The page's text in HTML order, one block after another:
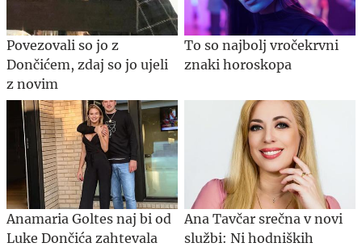
Povezovali so jo z
Dončićem, zdaj so jo ujeli
z novim
To so najbolj vročekrvni
znaki horoskopa
Anamaria Goltes naj bi od
Luke Dončića zahtevala
Ana Tavčar srečna v novi
službi: Ni hodniških